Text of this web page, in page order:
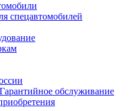
спецавтомобилей
обслуживание